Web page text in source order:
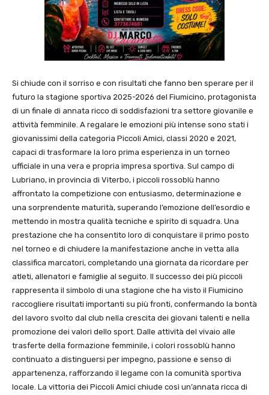
Si chiude con il sorriso e con risultati che fanno ben sperare per il
futuro la stagione sportiva 2025-2026 del Fiumicino, protagonista
di un finale di annata ricco di soddisfazioni tra settore giovanile e
attività femminile. A regalare le emozioni più intense sono stati i
giovanissimi della categoria Piccoli Amici, classi 2020 e 2021,
capaci di trasformare la loro prima esperienza in un torneo
ufficiale in una vera e propria impresa sportiva. Sul campo di
Lubriano, in provincia di Viterbo, i piccoli rossoblù hanno
affrontato la competizione con entusiasmo, determinazione e
una sorprendente maturità, superando l’emozione dell’esordio e
mettendo in mostra qualità tecniche e spirito di squadra. Una
prestazione che ha consentito loro di conquistare il primo posto
nel torneo e di chiudere la manifestazione anche in vetta alla
classifica marcatori, completando una giornata da ricordare per
atleti, allenatori e famiglie al seguito. Il successo dei più piccoli
rappresenta il simbolo di una stagione che ha visto il Fiumicino
raccogliere risultati importanti su più fronti, confermando la bontà
del lavoro svolto dal club nella crescita dei giovani talenti e nella
promozione dei valori dello sport. Dalle attività del vivaio alle
trasferte della formazione femminile, i colori rossoblù hanno
continuato a distinguersi per impegno, passione e senso di
appartenenza, rafforzando il legame con la comunità sportiva
locale. La vittoria dei Piccoli Amici chiude così un’annata ricca di